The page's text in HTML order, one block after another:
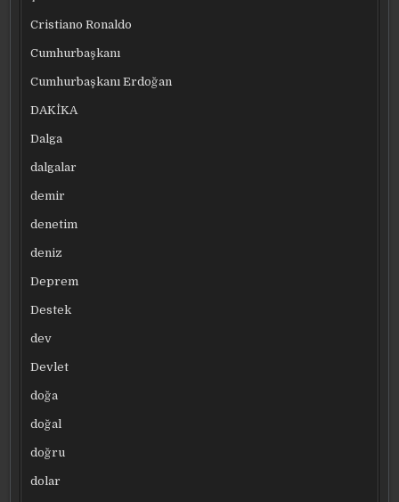
Cristiano Ronaldo
Cumhurbaşkanı
Cumhurbaşkanı Erdoğan
DAKİKA
Dalga
dalgalar
demir
denetim
deniz
Deprem
Destek
dev
Devlet
doğa
doğal
doğru
dolar